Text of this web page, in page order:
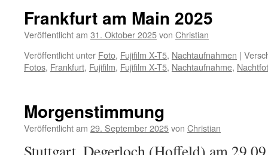
Frankfurt am Main 2025
Veröffentlicht am 31. Oktober 2025von Christian
Veröffentlicht unter Foto, Fujifilm X-T5, Nachtaufnahmen |
Fotos, Frankfurt, Fujifilm, Fujifilm X-T5, Nachtaufnahme,
Morgenstimmung
Veröffentlicht am 29. September 2025von Christian
Stuttgart, Degerloch (Hoffeld) am